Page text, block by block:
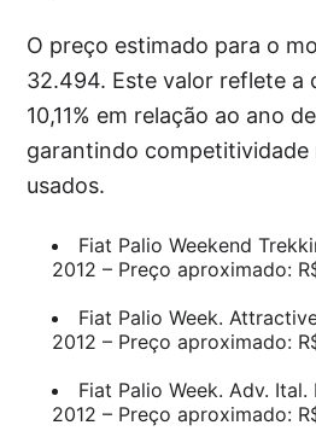
O preço estimado para o
32.494. Este valor reflete a
10,11% em relação ao ano
garantindo competitividade
usados.
Fiat Palio Weekend
2012 – Preço aproximado:
Fiat Palio Week.
2012 – Preço aproximado:
Fiat Palio Week. Adv. Ital.
2012 – Preço aproximado: